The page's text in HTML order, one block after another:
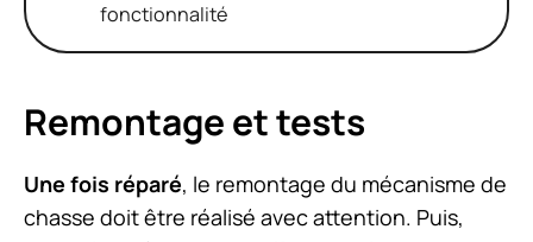
fonctionnalité
Remontage et tests
Une fois réparé, le remontage du mécanisme de
chasse doit être réalisé avec attention. Puis,